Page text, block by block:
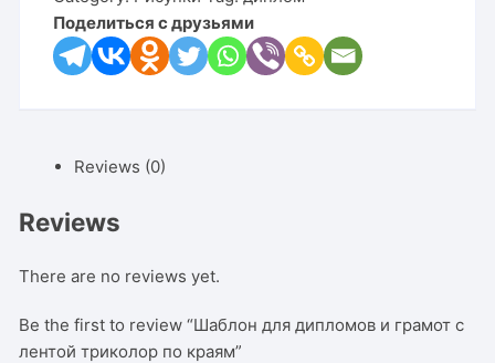
Поделиться с друзьями
Reviews (0)
Reviews
There are no reviews yet.
Be the first to review “Шаблон для дипломов и грамот с
лентой триколор по краям”